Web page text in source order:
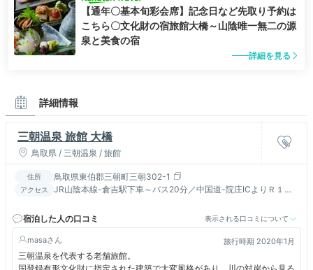
【通年〇基本旬彩会席】記念日など先取り予約は
こちら〇文化財の宿旅館大橋～山陰唯一無二の源
泉と美食の宿
詳細を見る
詳細情報
三朝温泉 旅館 大橋
鳥取県 / 三朝温泉 / 旅館
住所 鳥取県東伯郡三朝町三朝302-1
アクセス
JR山陰本線-倉吉駅下車～バス20分／中国道-院庄ICよりＲ１７
宿泊した人の口コミ
表示される口コミについて
masa 旅行時期 2020年1月
三朝温泉を代表する老舗旅館。